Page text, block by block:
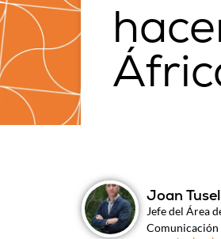
Joan
Jefe del Área
Comunicación